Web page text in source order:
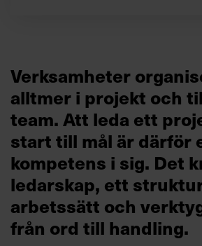
Verksamheter
alltmer i projekt och
team. Att leda ett
start till mål är därför
kompetens i sig. Det
ledarskap, ett
arbetssätt och
från ord till handling.